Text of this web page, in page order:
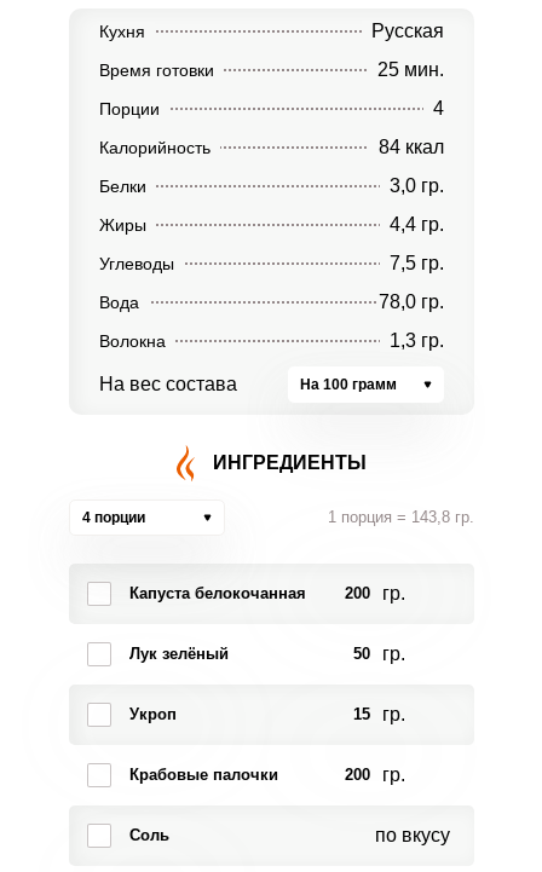
Кухня Русская
Время готовки 25 мин.
Порции 4
Калорийность 84 ккал
Белки 3,0 гр.
Жиры 4,4 гр.
Углеводы 7,5 гр.
Вода 78,0 гр.
Волокна 1,3 гр.
На вес состава На 100 грамм
ИНГРЕДИЕНТЫ
4 порции 1 порция = 143,8 гр.
Капуста белокочанная 200 гр.
Лук зелёный 50 гр.
Укроп 15 гр.
Крабовые палочки 200 гр.
Соль по вкусу